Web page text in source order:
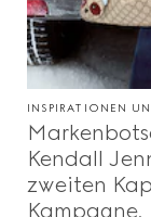
INSPIRATIONEN
Kendall
zweiten
Kampagne.